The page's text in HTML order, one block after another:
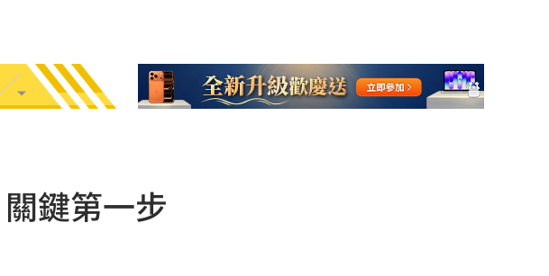
鍵第一步